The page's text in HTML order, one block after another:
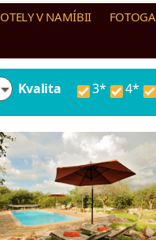
V NAMÍBII
Kvalita 3* 4*